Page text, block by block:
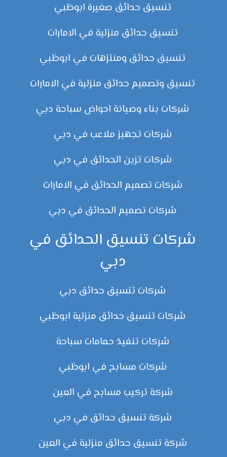
تنسيق حدائق صغيرة ابوظبي
تنسيق حدائق منزلية في الامارات
تنسيق حدائق ومنتزهات في ابوظبي
تنسيق وتصميم حدائق منزلية في الامارات
شركات بناء وصيانة احواض سباحة دبي
شركات تجهيز ملاعب في دبي
شركات تزين الحدائق في دبي
شركات تصميم الحدائق في الامارات
شركات تصميم الحدائق في دبي
شركات تنسيق الحدائق في
دبي
شركات تنسيق حدائق دبي
شركات تنسيق حدائق منزلية ابوظبي
شركات تنفيذ حمامات سباحة
شركات مسابح في ابوظبي
شركة تركيب مسابح في العين
شركة تنسيق حدائق في دبي
شركة تنسيق حدائق منزلية في العين